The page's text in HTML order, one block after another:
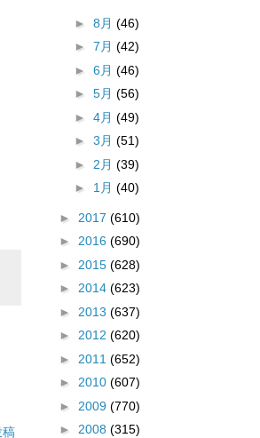
稿
► 8月 (46)
► 7月 (42)
► 6月 (46)
► 5月 (56)
► 4月 (49)
► 3月 (51)
► 2月 (39)
► 1月 (40)
► 2017 (610)
► 2016 (690)
► 2015 (628)
► 2014 (623)
► 2013 (637)
► 2012 (620)
► 2011 (652)
► 2010 (607)
► 2009 (770)
► 2008 (315)